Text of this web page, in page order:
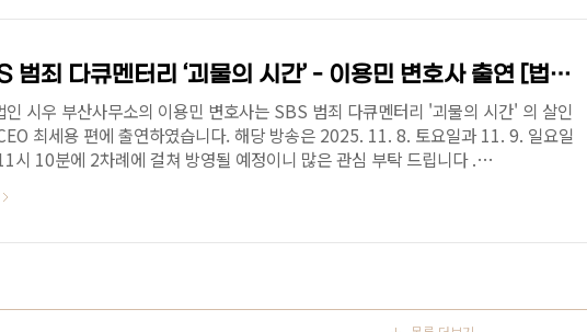
SBS 범죄 다큐멘터리 ‘괴물의 시간’ - 이용민 변호사 출연 [법무법인 시우 부산사무소]
인 시우 부산사무소의 이용민 변호사는 SBS 범죄 다큐멘터리 '괴물의 시간' 의 살인
최세용 편에 출연하였습니다. 해당 방송은 2025. 11. 8. 토요일과 11. 9. 일요일
시 10분에 2차례에 걸쳐 방영될 예정이니 많은 관심 부탁 드립니다 .
물의 시간' 11월1일 첫 방송[스포츠한국 김현희 기자] SBS '그것이 알고 싶다' 제